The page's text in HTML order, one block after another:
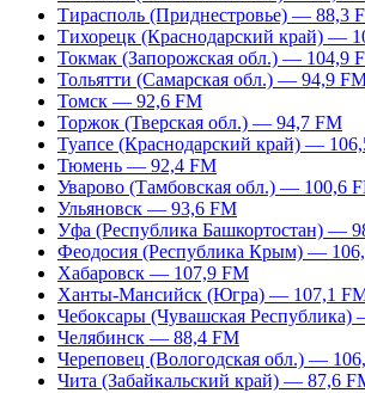
Тирасполь (Приднестровье) — 88,3
Тихорецк (Краснодарский край) —
Токмак (Запорожская обл.) — 104,9
Тольятти (Самарская обл.) — 94,9
Томск — 92,6 FM
Торжок (Тверская обл.) — 94,7 FM
Туапсе (Краснодарский край) —
Тюмень — 92,4 FM
Уварово (Тамбовская обл.) — 100,6
Ульяновск — 93,6 FM
Уфа (Республика Башкортостан) —
Феодосия (Республика Крым) —
Хабаровск — 107,9 FM
Ханты-Мансийск (Югра) — 107,1
Чебоксары (Чувашская
Челябинск — 88,4 FM
Череповец (Вологодская обл.) —
Чита (Забайкальский край) — 87,6